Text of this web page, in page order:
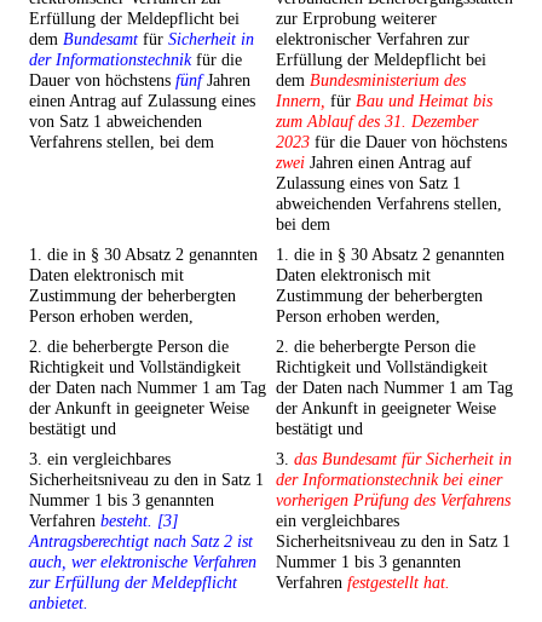
Erfüllung der Meldepflicht bei
dem Bundesamt für Sicherheit in
der Informationstechnikfür die
Dauer von höchstens fünfJahren
einen Antrag auf Zulassung eines
von Satz 1 abweichenden
Verfahrens stellen, bei dem
zur Erprobung weiterer
elektronischer Verfahren zur
Erfüllung der Meldepflicht bei
dem Bundesministerium des
Innern, für Bau und Heimat bis
zum Ablauf des 31. Dezember
2023 für die Dauer von höchstens
zwei Jahren einen Antrag auf
Zulassung eines von Satz 1
abweichenden Verfahrens stellen,
bei dem
1. die in § 30 Absatz 2 genannten
Daten elektronisch mit
Zustimmung der beherbergten
Person erhoben werden,
1. die in § 30 Absatz 2 genannten
Daten elektronisch mit
Zustimmung der beherbergten
Person erhoben werden,
2. die beherbergte Person die
Richtigkeit und Vollständigkeit
der Daten nach Nummer 1 am Tag
der Ankunft in geeigneter Weise
bestätigt und
2. die beherbergte Person die
Richtigkeit und Vollständigkeit
der Daten nach Nummer 1 am Tag
der Ankunft in geeigneter Weise
bestätigt und
3. ein vergleichbares
Sicherheitsniveau zu den in Satz 1
Nummer 1 bis 3 genannten
Verfahren besteht. [3]
Antragsberechtigt nach Satz 2 ist
auch, wer elektronische Verfahren
zur Erfüllung der Meldepflicht
anbietet.
3. das Bundesamt für Sicherheit in
der Informationstechnik bei einer
vorherigen Prüfung des Verfahrens
ein vergleichbares
Sicherheitsniveau zu den in Satz 1
Nummer 1 bis 3 genannten
Verfahren festgestellt hat.